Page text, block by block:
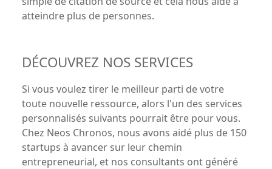
atteindre plus de personnes.
DÉCOUVREZ NOS SERVICES
Si vous voulez tirer le meilleur parti de votre
toute nouvelle ressource, alors l'un des services
personnalisés suivants pourrait être pour vous.
Chez Neos Chronos, nous avons aidé plus de 150
startups à avancer sur leur chemin
entrepreneurial, et nos consultants ont généré